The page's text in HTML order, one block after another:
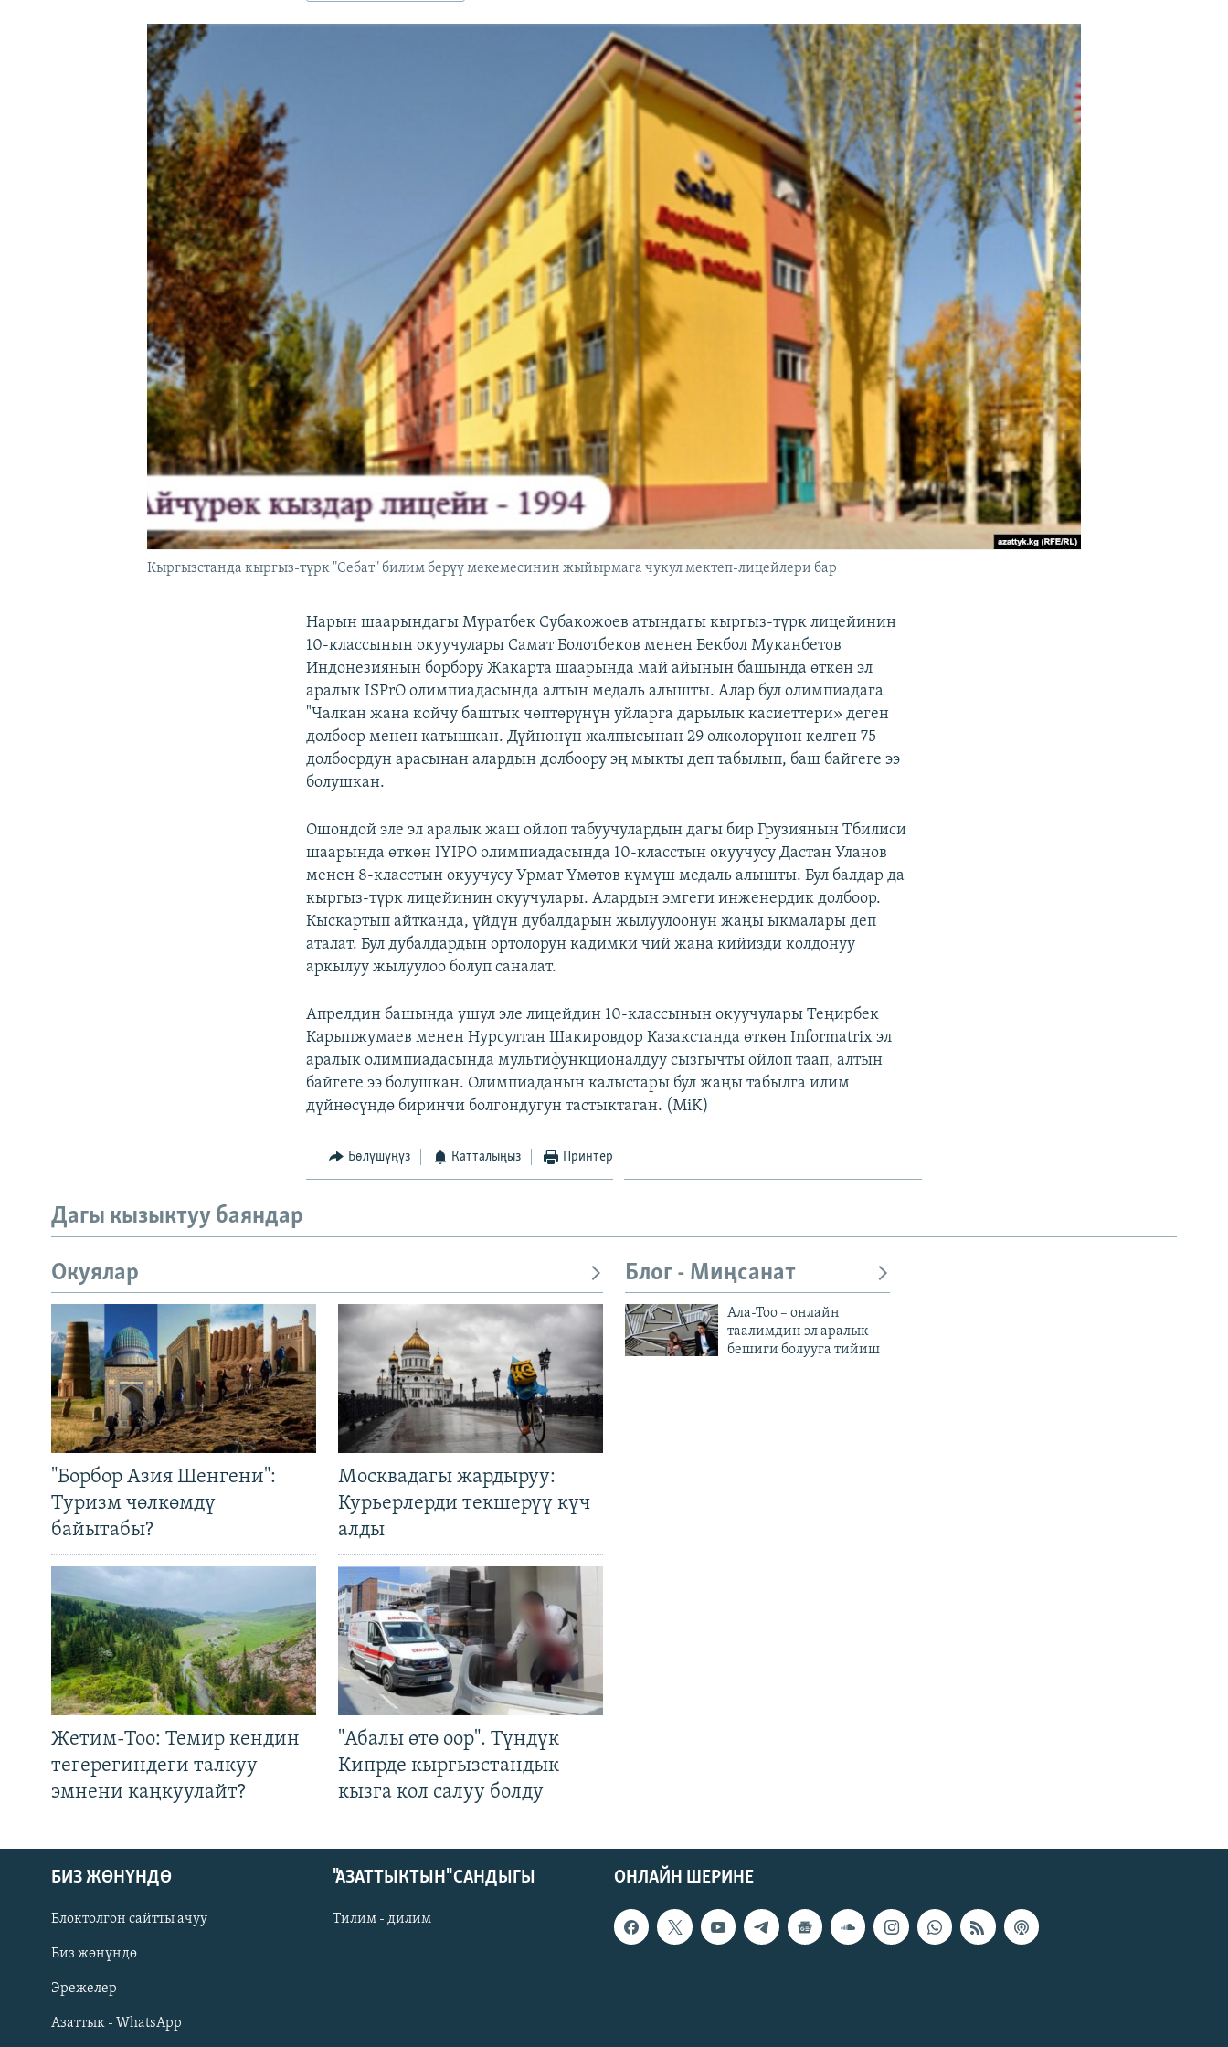
ЫҢГАЙСЫЗ СУРООЛОР
Русский
ОНЛАЙН ШЕРИНЕ
Кыргызстанда кыргыз-түрк "Себат" билим берүү мекемесинин жыйырмага чукул мектеп-лицейлери бар
Нарын шаарындагы Муратбек Субакожоев атындагы кыргыз-түрк лицейинин
10-классынын окуучулары Самат Болотбеков менен Бекбол Муканбетов
Индонезиянын борбору Жакарта шаарында май айынын башында өткөн эл
аралык ISPrO олимпиадасында алтын медаль алышты. Алар бул олимпиадага
"Чалкан жана койчу баштык чөптөрүнүн уйларга дарылык касиеттери» деген
долбоор менен катышкан. Дүйнөнүн жалпысынан 29 өлкөлөрүнөн келген 75
долбоордун арасынан алардын долбоору эң мыкты деп табылып, баш байгеге ээ
болушкан.
Ошондой эле эл аралык жаш ойлоп табуучулардын дагы бир Грузиянын Тбилиси
шаарында өткөн IYIPO олимпиадасында 10-класстын окуучусу Дастан Уланов
менен 8-класстын окуучусу Урмат Үмөтов күмүш медаль алышты. Бул балдар да
кыргыз-түрк лицейинин окуучулары. Алардын эмгеги инженердик долбоор.
Кыскартып айтканда, үйдүн дубалдарын жылуулоонун жаңы ыкмалары деп
аталат. Бул дубалдардын ортолорун кадимки чий жана кийизди колдонуу
аркылуу жылуулоо болуп саналат.
Апрелдин башында ушул эле лицейдин 10-классынын окуучулары Теңирбек
Карыпжумаев менен Нурсултан Шакировдор Казакстанда өткөн Informatrix эл
аралык олимпиадасында мультифункционалдуу сызгычты ойлоп таап, алтын
байгеге ээ болушкан. Олимпиаданын калыстары бул жаңы табылга илим
дүйнөсүндө биринчи болгондугун тастыктаган. (MiK)
Бөлүшүңүз Катталыңыз Принтер
Дагы кызыктуу баяндар
Окуялар
"Борбор Азия Шенгени":
Туризм чөлкөмдү
байытабы?
Москвадагы жардыруу:
Курьерлерди текшерүү күч
алды
Жетим-Тоо: Темир кендин
тегерегиндеги талкуу
эмнени каңкуулайт?
"Абалы өтө оор". Түндүк
Кипрде кыргызстандык
кызга кол салуу болду
Блог - Миңсанат
Ала-Тоо – онлайн
таалимдин эл аралык
бешиги болууга тийиш
ОНЛАЙН ШЕРИНЕ
БИЗ ЖӨНҮНДӨ
Блоктолгон сайтты ачуу
Биз жөнүндө
Эрежелер
Азаттык - WhatsApp
"АЗАТТЫКТЫН" САНДЫГЫ
Тилим - дилим